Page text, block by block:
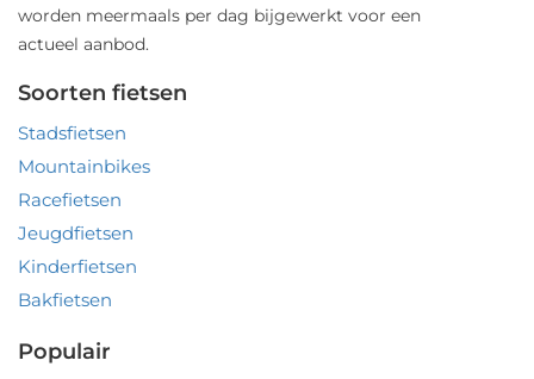
worden meermaals per dag bijgewerkt voor een
actueel aanbod.
Soorten fietsen
Stadsfietsen
Mountainbikes
Racefietsen
Jeugdfietsen
Kinderfietsen
Bakfietsen
Populair